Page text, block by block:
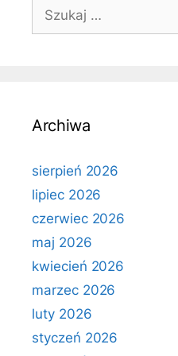
Szukaj:
Archiwa
sierpień 2026
lipiec 2026
czerwiec 2026
maj 2026
kwiecień 2026
marzec 2026
luty 2026
styczeń 2026